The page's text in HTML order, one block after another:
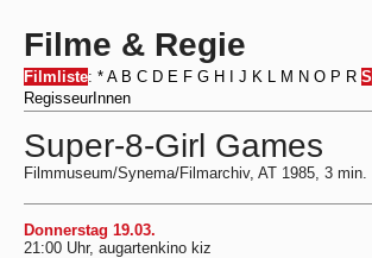
Filme & Regie
Filmliste: * A B C D E F G H J K L M N O P R S
RegisseurInnen
Super-8-Girl Games
Filmmuseum/Synema/Filmarchiv, AT 1985, 3 min.
Donnerstag 19.03.
21:00 Uhr, augartenkino kiz